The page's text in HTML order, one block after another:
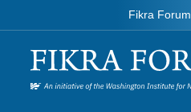
Fikra Forum